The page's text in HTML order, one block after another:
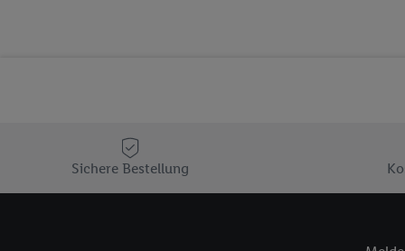
Sichere Bestellung
Hierzu wird von uns
Adresse in
den Lidl-Diensten
Wenn das der Fall ist,
Kundenkonto-
Insbesondere können